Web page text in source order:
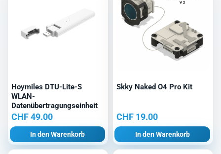
Hoymiles DTU-Lite-S
WLAN-
Datenübertragungseinheit
CHF49.00
In den Warenkorb
Skky Naked O4 Pro Kit
CHF19.00
In den Warenkorb